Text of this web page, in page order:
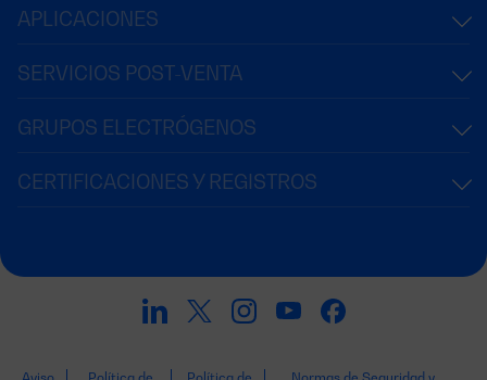
APLICACIONES
SERVICIOS POST-VENTA
GRUPOS ELECTRÓGENOS
CERTIFICACIONES Y REGISTROS